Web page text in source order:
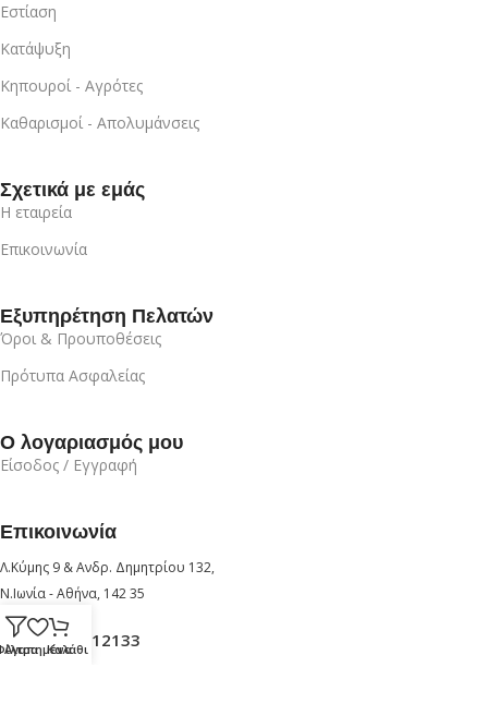
Εστίαση
Κατάψυξη
Κηπουροί - Αγρότες
Καθαρισμοί - Απολυμάνσεις
Σχετικά με εμάς
Η εταιρεία
Επικοινωνία
Εξυπηρέτηση Πελατών
Όροι & Προυποθέσεις
Πρότυπα Ασφαλείας
Ο λογαριασμός μου
Είσοδος / Εγγραφή
Επικοινωνία
Λ.Κύμης 9 & Ανδρ. Δημητρίου 132,
Ν.Ιωνία - Αθήνα, 142 35
+30 210 6912133
Αγαπημένα
Καλάθι